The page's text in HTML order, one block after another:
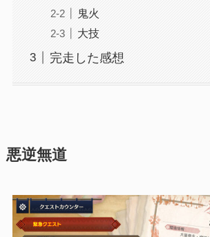
鬼火
大技
完走した感想
悪逆無道